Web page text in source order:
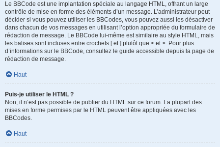
Le BBCode est une implantation spéciale au langage HTML, offrant un large
contrôle de mise en forme des éléments d’un message. L’administrateur peut
décider si vous pouvez utiliser les BBCodes, vous pouvez aussi les désactiver
dans chacun de vos messages en utilisant l’option appropriée du formulaire de
rédaction de message. Le BBCode lui-même est similaire au style HTML, mais
les balises sont incluses entre crochets [ et ] plutôt que < et >. Pour plus
d’informations sur le BBCode, consultez le guide accessible depuis la page de
rédaction de message.
Haut
Puis-je utiliser le HTML ?
Non, il n’est pas possible de publier du HTML sur ce forum. La plupart des
mises en forme permises par le HTML peuvent être appliquées avec les
BBCodes.
Haut